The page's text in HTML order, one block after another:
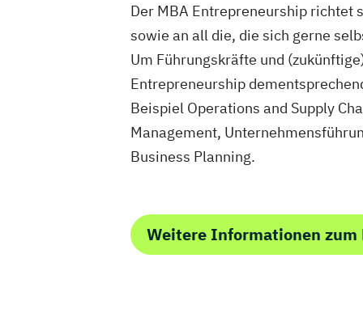
Der MBA Entrepreneurship richtet
sowie an all die, die sich gerne
Um Führungskräfte und
Entrepreneurship
Beispiel Operations and Supply
Management,
Business Planning.
Weitere Informationen